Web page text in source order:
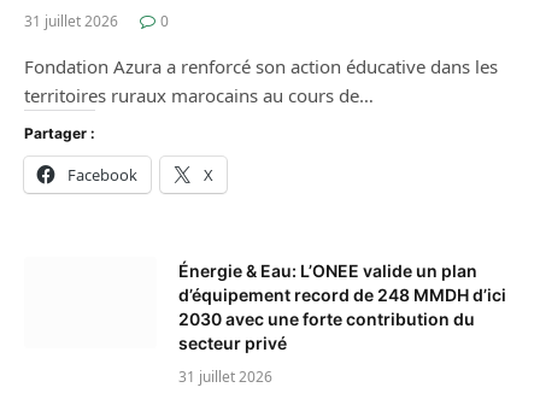
31 juillet 2026 0
Fondation Azura a renforcé son action éducative dans les
territoires ruraux marocains au cours de…
Partager :
Facebook X
Énergie & Eau: L’ONEE valide un plan
d’équipement record de 248 MMDH d’ici
2030 avec une forte contribution du
secteur privé
31 juillet 2026